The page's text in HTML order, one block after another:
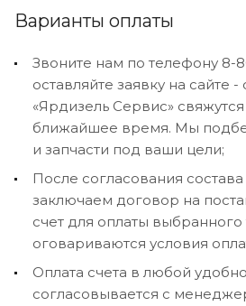
Варианты оплаты
Звоните нам по телефону 8-
оставляйте заявку на сайте
«Ярдизель Сервис»
ближайшее время. Мы
и запчасти под ваши цели;
После согласования
заключаем договор на
счет для оплаты
оговариваются условия
Оплата счета в любой
согласовывается с